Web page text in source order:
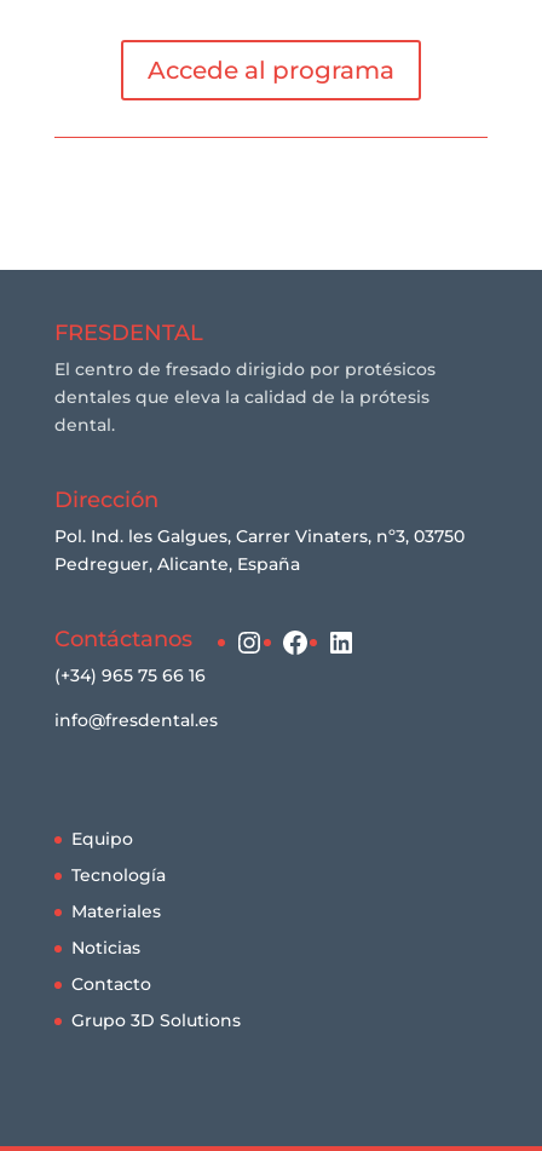
Accede al programa
FRESDENTAL
El centro de fresado dirigido por protésicos
dentales que eleva la calidad de la prótesis
dental.
Dirección
Pol. Ind. les Galgues, Carrer Vinaters, nº3, 03750
Pedreguer, Alicante, España
Contáctanos
(+34) 965 75 66 16
info@fresdental.es
Instagram
Facebook
LinkedIn
Equipo
Tecnología
Materiales
Noticias
Contacto
Grupo 3D Solutions